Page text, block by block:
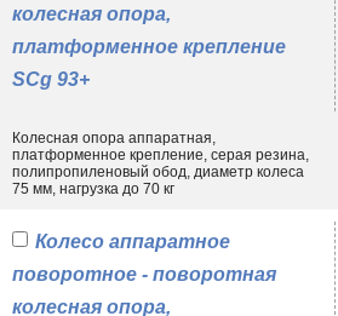
колесная опора,
платформенное крепление
SCg 93+
Колесная опора аппаратная,
платформенное крепление, серая резина,
полипропиленовый обод, диаметр колеса
75 мм, нагрузка до 70 кг
Колесо аппаратное
поворотное - поворотная
колесная опора,